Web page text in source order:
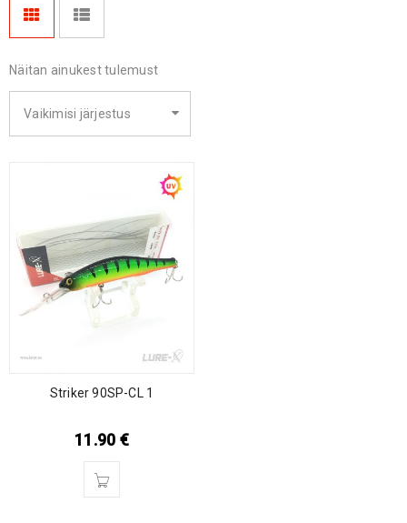
Näitan ainukest tulemust
Vaikimisi järjestus
Striker 90SP-CL 1
11.90 €